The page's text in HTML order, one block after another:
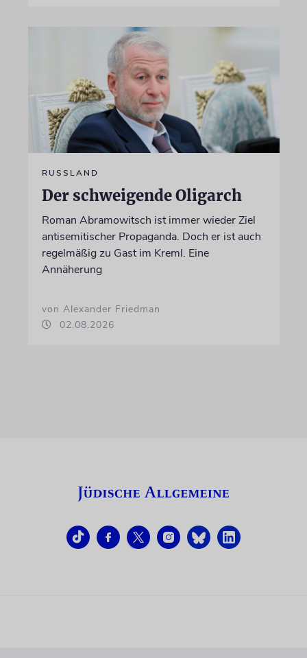
RUSSLAND
Der schweigende Oligarch
Roman Abramowitsch ist immer wieder Ziel
antisemitischer Propaganda. Doch er ist auch
regelmäßig zu Gast im Kreml. Eine
Annäherung
von Alexander Friedman
02.08.2026